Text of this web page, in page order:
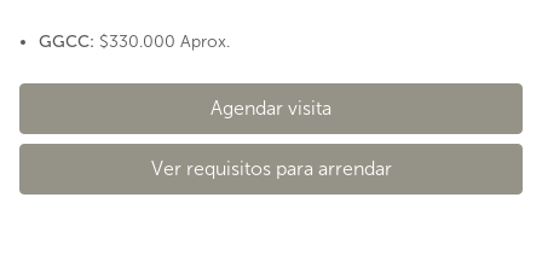
GGCC: $330.000 Aprox.
Agendar visita
Ver requisitos para arrendar